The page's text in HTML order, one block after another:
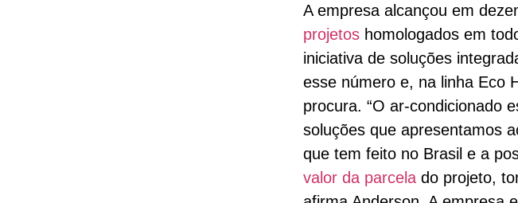
A empresa alcançou em
projetos homologados em
iniciativa de soluções
esse número e, na linha Eco
procura. “O ar-condicionado
soluções que apresentamos
que tem feito no Brasil e a
valor da parcela do projeto,